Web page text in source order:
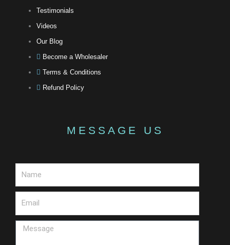
Testimonials
Videos
Our Blog
Become a Wholesaler
Terms & Conditions
Refund Policy
MESSAGE US